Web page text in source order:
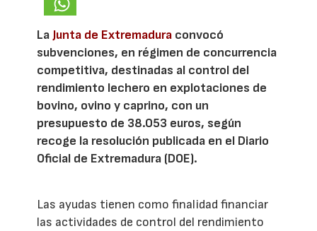
La Junta de Extremadura convocó
subvenciones, en régimen de concurrencia
competitiva, destinadas al control del
rendimiento lechero en explotaciones de
bovino, ovino y caprino, con un
presupuesto de 38.053 euros, según
recoge la resolución publicada en el Diario
Oficial de Extremadura (DOE).
Las ayudas tienen como finalidad financiar
las actividades de control del rendimiento